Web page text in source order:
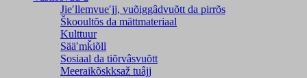
Jieʹllemvueʹjj, vuõiggâdvuõtt da pirrõs
Škooultõs da mättmateriaal
Kulttuur
Sääʹmǩiõll
Sosiaal da tiõrvâsvuõtt
Meeraikõskksaž tuâjj